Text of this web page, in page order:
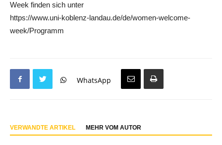
Week finden sich unter
https://www.uni-koblenz-landau.de/de/women-welcome-
week/Programm
WhatsApp
VERWANDTE ARTIKEL MEHR VOM AUTOR